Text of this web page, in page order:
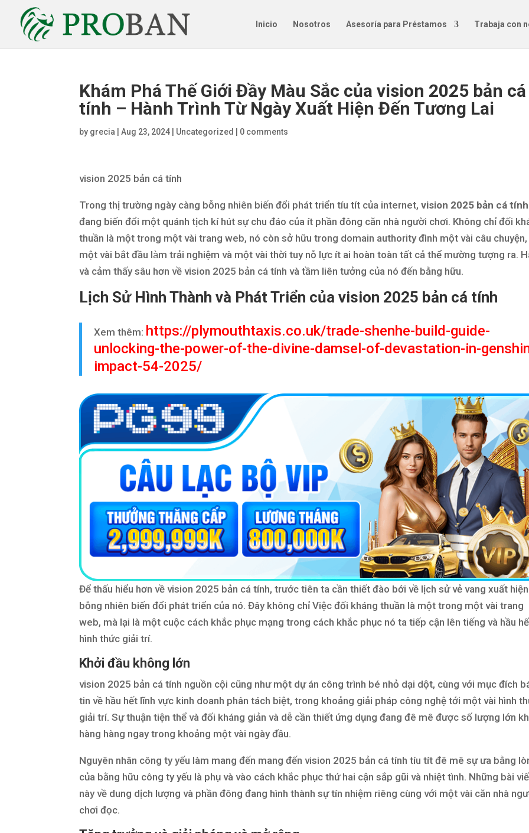
Inicio Nosotros Asesoría para Préstamos Trabaja con
Khám Phá Thế Giới Đầy Màu Sắc của vision 2025 bản cá
tính – Hành Trình Từ Ngày Xuất Hiện Đến Tương Lai
by grecia |Aug 23, 2024 Uncategorized 0 comments
vision 2025 bản cá tính
Trong thị trường ngày càng bỗng nhiên biến đổi phát triển tíu tít của internet,vision 2025 bản cá tính
đang biến đổi một quánh tịch kí hút sự chu đáo của ít phần đông căn nhà người chơi. Không chỉ đối
thuần là một trong một vài trang web, nó còn sở hữu trong domain authority đình một vài câu chuyện,
một vài bắt đầu làm trải nghiệm và một vài thời tuy nỗ lực ít ai hoàn toàn tất cả thể mường tượng ra.
và cảm thấy sâu hơn về vision 2025 bản cá tính và tầm liên tưởng của nó đến bằng hữu.
Lịch Sử Hình Thành và Phát Triển của vision 2025 bản cá tính
Xem thêm: https://plymouthtaxis.co.uk/trade-shenhe-build-guide-
unlocking-the-power-of-the-divine-damsel-of-devastation-in-
impact-54-2025/
Để thấu hiểu hơn về vision 2025 bản cá tính, trước tiên ta cần thiết đào bới về lịch sử vẻ vang xuất
bỗng nhiên biến đổi phát triển của nó. Đây không chỉ Việc đối kháng thuần là một trong một vài trang
web, mà lại là một cuộc cách khắc phục mạng trong cách khắc phục nó ta tiếp cận lên tiếng và hầu
hình thức giải trí.
Khởi đầu không lớn
vision 2025 bản cá tính nguồn cội cũng như một dự án công trình bé nhỏ dại dột, cùng với mục đích
tin về hầu hết lĩnh vực kinh doanh phân tách biệt, trong khoảng giải pháp công nghệ tới một vài hình
giải trí. Sự thuận tiện thể và đối kháng giản và dễ cần thiết ứng dụng đang đê mê được số lượng lớn
hàng hàng ngay trong khoảng một vài ngày đầu.
Nguyên nhân công ty yếu làm mang đến mang đến vision 2025 bản cá tính tíu tít đê mê sự ưa bằng
của bằng hữu công ty yếu là phụ và vào cách khắc phục thứ hai cận sắp gũi và nhiệt tình. Những bài
này về dung dịch lượng và phần đông đang hình thành sự tín nhiệm riêng cùng với một vài căn nhà
chơi đọc.